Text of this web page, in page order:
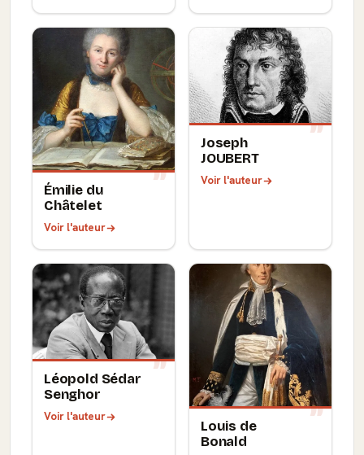
Émilie du
Châtelet
Voir l'auteur
Joseph
JOUBERT
Voir l'auteur
Léopold Sédar
Senghor
Voir l'auteur
Louis de
Bonald